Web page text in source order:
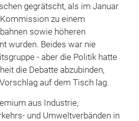
gegrätscht, als im Januar
zu einem
sowie höheren
wurden. Beides war nie
- aber die Politik hatte
die Debatte abzubinden,
auf dem Tisch lag.
aus Industrie,
und Umweltverbänden in